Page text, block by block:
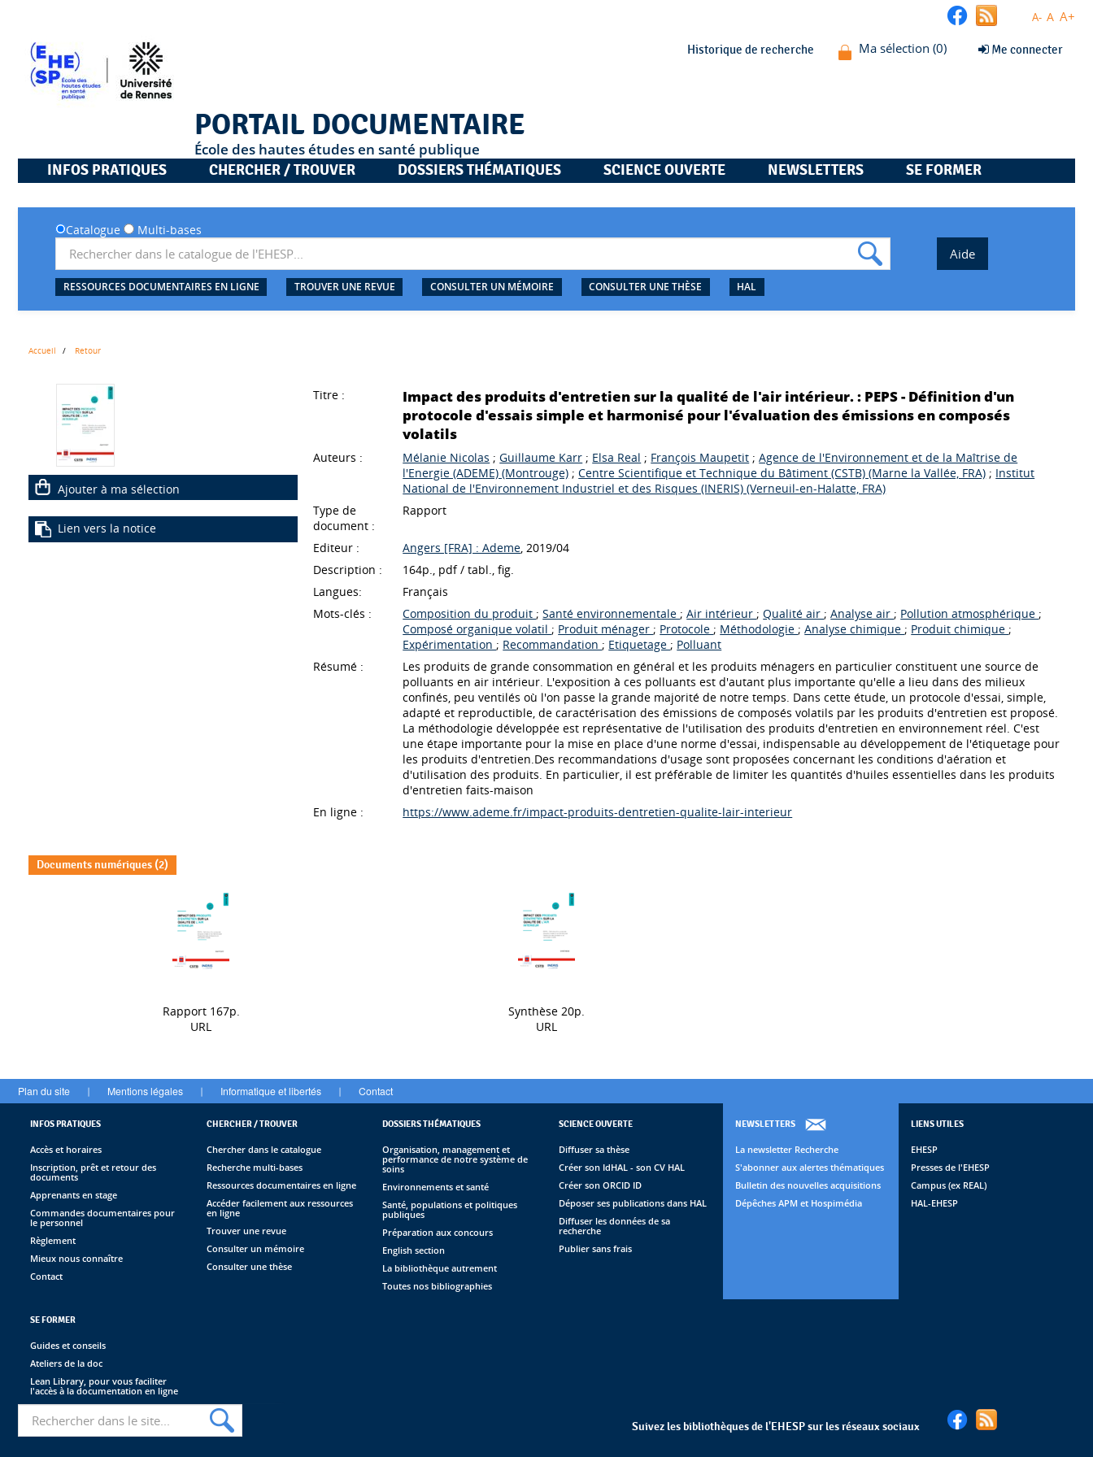
A- A A+
Historique de recherche Me connecter
PORTAIL DOCUMENTAIRE
École des hautes études en santé publique
INFOS PRATIQUES
CHERCHER / TROUVER DOSSIERS THÉMATIQUES SCIENCE OUVERTE NEWSLETTERS SE FORMER
Catalogue Multi-bases
RESSOURCES DOCUMENTAIRES EN LIGNE TROUVER UNE REVUE CONSULTER UN MÉMOIRE CONSULTER UNE THÈSE HAL
Accueil Retour
Ajouter à ma sélection
Lien vers la notice
Titre :
Impact des produits d'entretien sur la qualité de l'air intérieur. : PEPS - Définition d'un
protocole d'essais simple et harmonisé pour l'évaluation des émissions en composés
volatils
Auteurs : Mélanie Nicolas ;Guillaume Karr ; Elsa Real ; François Maupetit ;Agence de l'Environnement et de la Maîtrise de
l'Energie (ADEME) (Montrouge) ;Centre Scientifique et Technique du Bâtiment (CSTB) (Marne la Vallée, FRA) ; Institut
National de l'Environnement Industriel et des Risques (INERIS) (Verneuil-en-Halatte, FRA)
Type de
document :
Rapport
Editeur : Angers [FRA] : Ademe , 2019/04
Description :
164p., pdf / tabl., fig.
Langues:
Français
Mots-clés :
Composition du produit ; Santé environnementale ; Air intérieur ; Qualité air ; Analyse air ; Pollution atmosphérique ;
Composé organique volatil ; Produit ménager ; Protocole ; Méthodologie ; Analyse chimique ; Produit chimique ;
Expérimentation ; Recommandation ; Etiquetage ; Polluant
Résumé :
Les produits de grande consommation en général et les produits ménagers en particulier constituent une source de
polluants en air intérieur. L'exposition à ces polluants est d'autant plus importante qu'elle a lieu dans des milieux
confinés, peu ventilés où l'on passe la grande majorité de notre temps. Dans cette étude, un protocole d'essai, simple,
adapté et reproductible, de caractérisation des émissions de composés volatils par les produits d'entretien est proposé.
La méthodologie développée est représentative de l'utilisation des produits d'entretien en environnement réel. C'est
une étape importante pour la mise en place d'une norme d'essai, indispensable au développement de l'étiquetage pour
les produits d'entretien.Des recommandations d'usage sont proposées concernant les conditions d'aération et
d'utilisation des produits. En particulier, il est préférable de limiter les quantités d'huiles essentielles dans les produits
d'entretien faits-maison
En ligne :
https://www.ademe.fr/impact-produits-dentretien-qualite-lair-interieur
Documents numériques (2)
Rapport 167p.
URL
Synthèse 20p.
URL
Plan du site | Mentions légales | Informatique et libertés | Contact
INFOS PRATIQUES
Accès et horaires
Inscription, prêt et retour des
documents
Apprenants en stage
Commandes documentaires pour
le personnel
Règlement
Mieux nous connaître
Contact
CHERCHER / TROUVER
Chercher dans le catalogue
Recherche multi-bases
Ressources documentaires en ligne
Accéder facilement aux ressources
en ligne
Trouver une revue
Consulter un mémoire
Consulter une thèse
DOSSIERS THÉMATIQUES
Organisation, management et
performance de notre système de
soins
Environnements et santé
Santé, populations et politiques
publiques
Préparation aux concours
English section
La bibliothèque autrement
Toutes nos bibliographies
SCIENCE OUVERTE
Diffuser sa thèse
Créer son IdHAL - son CV HAL
Créer son ORCID ID
Déposer ses publications dans HAL
Diffuser les données de sa
recherche
Publier sans frais
NEWSLETTERS
La newsletter Recherche
S'abonner aux alertes thématiques
Bulletin des nouvelles acquisitions
Dépêches APM et Hospimédia
SE FORMER
Guides et conseils
Ateliers de la doc
Lean Library, pour vous faciliter
l'accès à la documentation en ligne
LIENS UTILES
EHESP
Presses de l'EHESP
Campus (ex REAL)
HAL-EHESP
Suivez les bibliothèques de l'EHESP sur les réseaux sociaux